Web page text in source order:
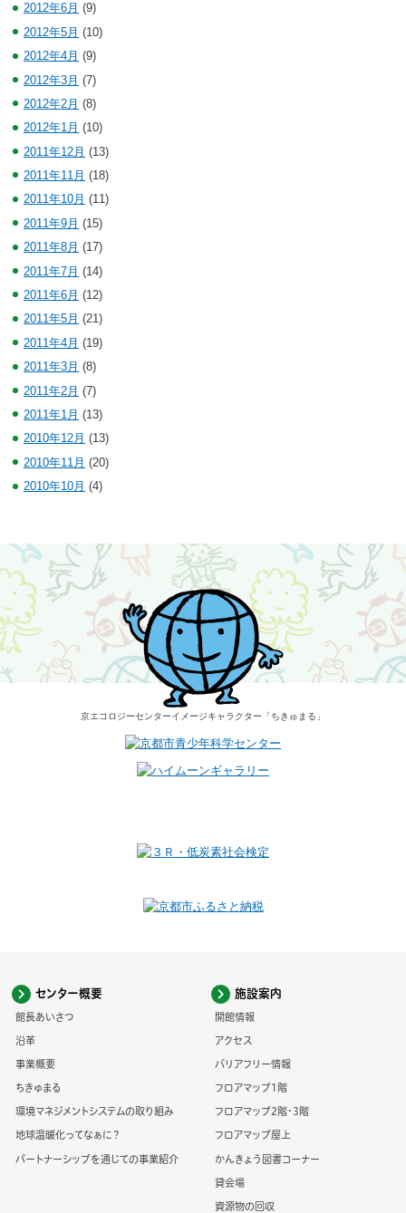
2012年6月 (9)
2012年5月 (10)
2012年4月 (9)
2012年3月 (7)
2012年2月 (8)
2012年1月 (10)
2011年12月 (13)
2011年11月 (18)
2011年10月 (11)
2011年9月 (15)
2011年8月 (17)
2011年7月 (14)
2011年6月 (12)
2011年5月 (21)
2011年4月 (19)
2011年3月 (8)
2011年2月 (7)
2011年1月 (13)
2010年12月 (13)
2010年11月 (20)
2010年10月 (4)
京エコロジーセンターイメージキャラクター 「ちきゅまる」
センター概要
館長あいさつ
沿革
事業概要
ちきゅまる
環境マネジメントシステムの取り組み
地球温暖化ってなぁに？
パートナーシップを通じての事業紹介
施設案内
開館情報
アクセス
バリアフリー情報
フロアマップ1階
フロアマップ2階・3階
フロアマップ屋上
かんきょう図書コーナー
貸会場
資源物の回収